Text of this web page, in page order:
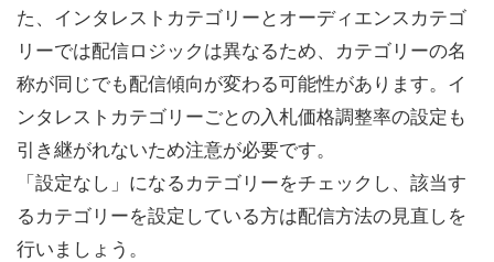
た、インタレストカテゴリーとオーディエンスカテゴ
リーでは配信ロジックは異なるため、カテゴリーの名
称が同じでも配信傾向が変わる可能性があります。イ
ンタレストカテゴリーごとの入札価格調整率の設定も
引き継がれないため注意が必要です。
「設定なし」になるカテゴリーをチェックし、該当す
るカテゴリーを設定している方は配信方法の見直しを
行いましょう。